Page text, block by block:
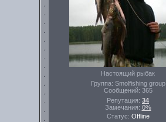
Настоящий рыбак
Группа: Smolfishing group
Сообщений: 365
Репутация: 34
Замечания: 0%
Статус: Offline